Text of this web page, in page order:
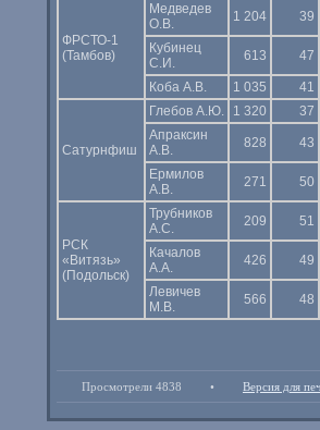
ФРСТО-1
(Тамбов)
Медведев
О.В.
1 204 39
Кубинец
С.И.
613 47
Коба А.В. 1 035 41
Сатурнфиш
Глебов А.Ю. 1 320
37
Апраксин
А.В.
828 43
Ермилов
А.В.
271 50
РСК
«Витязь»
(Подольск)
Трубников
А.С.
209 51
Качалов
А.А.
426 49
Левичев
М.В.
566 48
Просмотрели 4838 • Версия для